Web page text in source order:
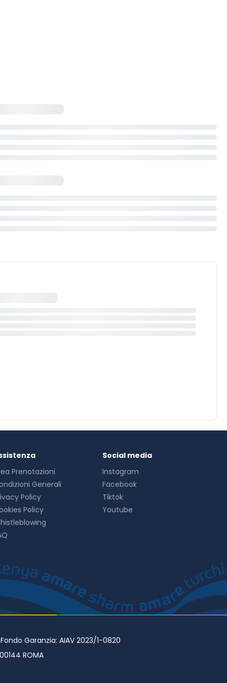
Prenotazioni
Generali
Policy
Policy
Social media
Instagram
Facebook
Tiktok
Youtube
Garanzia: AIAV 2023/1-0820
ROMA